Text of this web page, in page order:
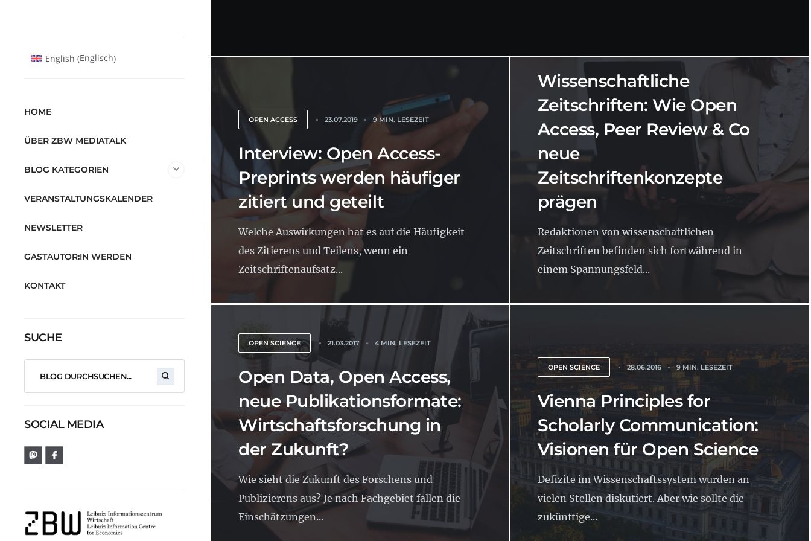
OPEN ACCESS 23.07.2019 9 MIN. LESEZEIT
Interview: Open Access-
Preprints werden häufiger
zitiert und geteilt
Welche Auswirkungen hat es auf die Häufigkeit
des Zitierens und Teilens, wenn ein
Zeitschriftenaufsatz...
Wissenschaftliche
Zeitschriften: Wie Open
Access, Peer Review & Co
neue
Zeitschriftenkonzepte
prägen
Redaktionen von wissenschaftlichen
Zeitschriften befinden sich fortwährend in
einem Spannungsfeld...
OPEN SCIENCE 21.03.2017 4 MIN. LESEZEIT
Open Data, Open Access,
neue Publikationsformate:
Wirtschaftsforschung in
der Zukunft?
Wie sieht die Zukunft des Forschens und
Publizierens aus? Je nach Fachgebiet fallen die
Einschätzungen...
OPEN SCIENCE 28.06.2016 9 MIN. LESEZEIT
Vienna Principles for
Scholarly Communication:
Visionen für Open Science
Defizite im Wissenschaftssystem wurden an
vielen Stellen diskutiert. Aber wie sollte die
zukünftige...
English (Englisch)
HOME
ÜBER ZBW MEDIATALK
BLOG KATEGORIEN
VERANSTALTUNGSKALENDER
NEWSLETTER
GASTAUTOR:IN WERDEN
KONTAKT
SUCHE
SOCIAL MEDIA